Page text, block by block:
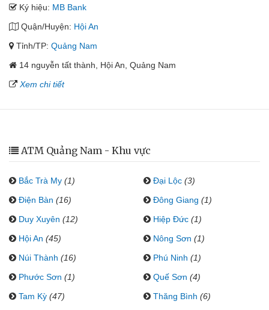
Ký hiệu: MB Bank
Quận/Huyện: Hội An
Tỉnh/TP: Quảng Nam
14 nguyễn tất thành, Hội An, Quảng Nam
Xem chi tiết
ATM Quảng Nam - Khu vực
Bắc Trà My (1) Đại Lộc (3)
Điện Bàn (16) Đông Giang (1)
Duy Xuyên (12) Hiệp Đức (1)
Hội An (45) Nông Sơn (1)
Núi Thành (16) Phú Ninh (1)
Phước Sơn (1) Quế Sơn (4)
Tam Kỳ (47) Thăng Bình (6)